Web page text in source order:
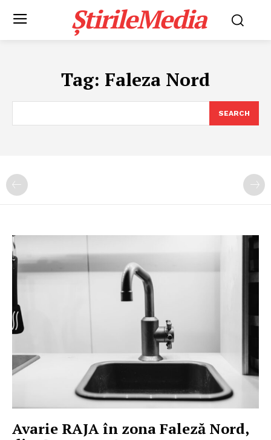
ȘtirileMedia
Tag: Faleza Nord
SEARCH
Avarie RAJA în zona Faleză Nord,